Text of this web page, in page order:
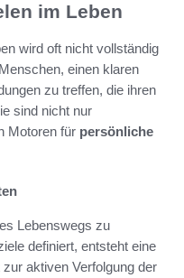
im Leben
wird oft nicht vollständig
einen klaren
zu treffen, die ihren
sind nicht nur
Motoren für persönliche
Lebenswegs zu
definiert, entsteht eine
aktiven Verfolgung der